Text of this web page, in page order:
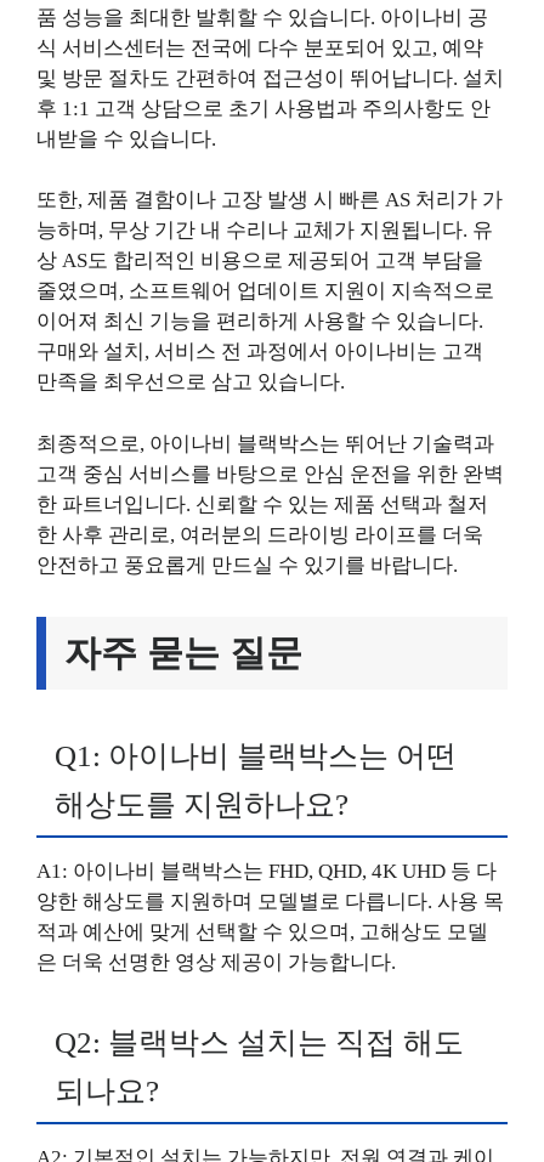
품 성능을 최대한 발휘할 수 있습니다. 아이나비 공
식 서비스센터는 전국에 다수 분포되어 있고, 예약
및 방문 절차도 간편하여 접근성이 뛰어납니다. 설치
후 1:1 고객 상담으로 초기 사용법과 주의사항도 안
내받을 수 있습니다.
또한, 제품 결함이나 고장 발생 시 빠른 AS 처리가 가
능하며, 무상 기간 내 수리나 교체가 지원됩니다. 유
상 AS도 합리적인 비용으로 제공되어 고객 부담을
줄였으며, 소프트웨어 업데이트 지원이 지속적으로
이어져 최신 기능을 편리하게 사용할 수 있습니다.
구매와 설치, 서비스 전 과정에서 아이나비는 고객
만족을 최우선으로 삼고 있습니다.
최종적으로, 아이나비 블랙박스는 뛰어난 기술력과
고객 중심 서비스를 바탕으로 안심 운전을 위한 완벽
한 파트너입니다. 신뢰할 수 있는 제품 선택과 철저
한 사후 관리로, 여러분의 드라이빙 라이프를 더욱
안전하고 풍요롭게 만드실 수 있기를 바랍니다.
자주 묻는 질문
Q1: 아이나비 블랙박스는 어떤
해상도를 지원하나요?
A1: 아이나비 블랙박스는 FHD, QHD, 4K UHD 등 다
양한 해상도를 지원하며 모델별로 다릅니다. 사용 목
적과 예산에 맞게 선택할 수 있으며, 고해상도 모델
은 더욱 선명한 영상 제공이 가능합니다.
Q2: 블랙박스 설치는 직접 해도
되나요?
A2: 기본적인 설치는 가능하지만, 전원 연결과 케이